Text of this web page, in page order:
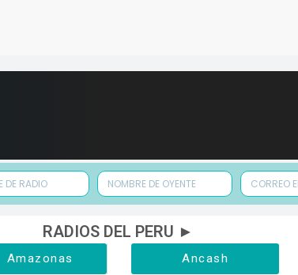
RADIOS DEL PERU ►
Amazonas Ancash